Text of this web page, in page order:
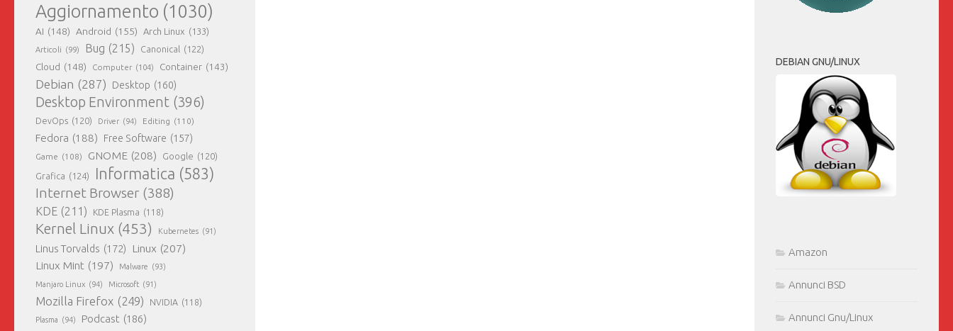
Aggiornamento (1030)
AI (148) Android (155) Arch Linux (133)
Articoli (99) Bug (215) Canonical (122)
Cloud (148) Computer (104) Container (143)
Debian (287) Desktop (160)
Desktop Environment (396)
DevOps (120) Driver (94) Editing (110)
Fedora (188) Free Software (157)
Game (108) GNOME (208) Google (120)
Grafica (124) Informatica (583)
Internet Browser (388)
KDE (211) KDE Plasma (118)
Kernel Linux (453) Kubernetes (91)
Linus Torvalds (172) Linux (207)
Linux Mint (197) Malware (93)
Manjaro Linux (94) Microsoft (91)
Mozilla Firefox (249) NVIDIA (118)
Plasma (94) Podcast (186)
DEBIAN GNU/LINUX
Amazon
Annunci BSD
Annunci Gnu/Linux